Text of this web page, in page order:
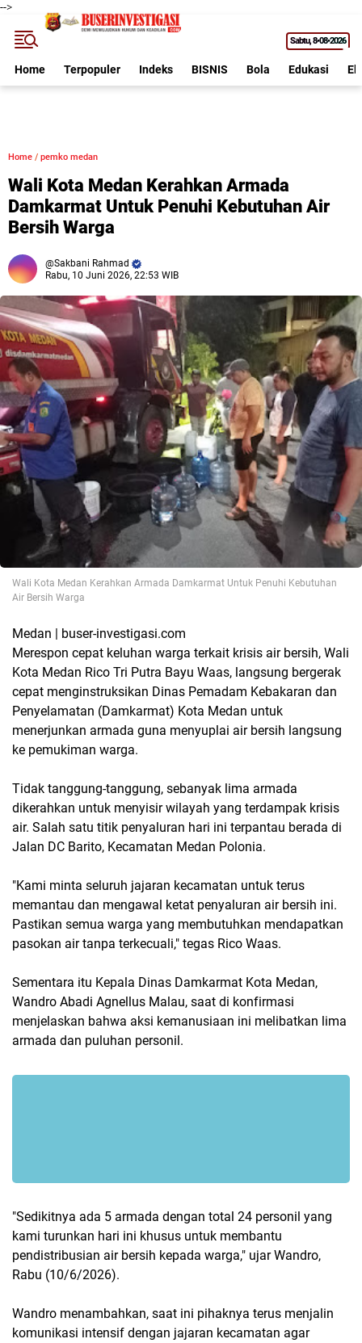
-->
Sabtu 8•08•2026
Home Terpopuler Indeks BISNIS Bola Edukasi
Home / pemko medan
Wali Kota Medan Kerahkan Armada
Damkarmat Untuk Penuhi Kebutuhan Air
Bersih Warga
Sakbani Rahmad
Rabu, 10 Juni 2026, 22:53 WIB
Wali Kota Medan Kerahkan Armada Damkarmat Untuk Penuhi Kebutuhan
Air Bersih Warga
Medan | buser-investigasi.com
Merespon cepat keluhan warga terkait krisis air bersih, Wali
Kota Medan Rico Tri Putra Bayu Waas, langsung bergerak
cepat menginstruksikan Dinas Pemadam Kebakaran dan
Penyelamatan (Damkarmat) Kota Medan untuk
menerjunkan armada guna menyuplai air bersih langsung
ke pemukiman warga.
Tidak tanggung-tanggung, sebanyak lima armada
dikerahkan untuk menyisir wilayah yang terdampak krisis
air. Salah satu titik penyaluran hari ini terpantau berada di
Jalan DC Barito, Kecamatan Medan Polonia.
"Kami minta seluruh jajaran kecamatan untuk terus
memantau dan mengawal ketat penyaluran air bersih ini.
Pastikan semua warga yang membutuhkan mendapatkan
pasokan air tanpa terkecuali," tegas Rico Waas.
Sementara itu Kepala Dinas Damkarmat Kota Medan,
Wandro Abadi Agnellus Malau, saat di konfirmasi
menjelaskan bahwa aksi kemanusiaan ini melibatkan lima
armada dan puluhan personil.
"Sedikitnya ada 5 armada dengan total 24 personil yang
kami turunkan hari ini khusus untuk membantu
pendistribusian air bersih kepada warga," ujar Wandro,
Rabu (10/6/2026).
Wandro menambahkan, saat ini pihaknya terus menjalin
komunikasi intensif dengan jajaran kecamatan agar